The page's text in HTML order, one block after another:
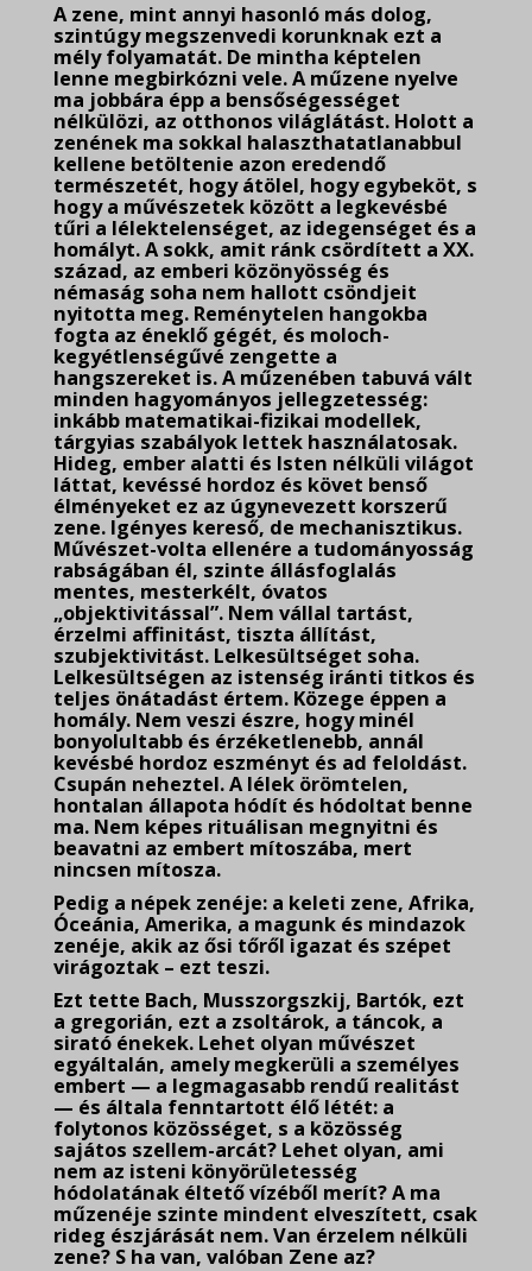
A zene, mint annyi hasonló más dolog,
szintúgy megszenvedi korunknak ezt a
mély folyamatát. De mintha képtelen
lenne megbirkózni vele. A műzene nyelve
ma jobbára épp a bensőségességet
nélkülözi, az otthonos világlátást. Holott a
zenének ma sokkal halaszthatatlanabbul
kellene betöltenie azon eredendő
természetét, hogy átölel, hogy egybeköt, s
hogy a művészetek között a legkevésbé
tűri a lélektelenséget, az idegenséget és a
homályt. A sokk, amit ránk csördített a XX.
század, az emberi közönyösség és
némaság soha nem hallott csöndjeit
nyitotta meg. Reménytelen hangokba
fogta az éneklő gégét, és moloch-
kegyétlenségűvé zengette a
hangszereket is. A műzenében tabuvá vált
minden hagyományos jellegzetesség:
inkább matematikai-fizikai modellek,
tárgyias szabályok lettek használatosak.
Hideg, ember alatti és Isten nélküli világot
láttat, kevéssé hordoz és követ benső
élményeket ez az úgynevezett korszerű
zene. Igényes kereső, de mechanisztikus.
Művészet-volta ellenére a tudományosság
rabságában él, szinte állásfoglalás
mentes, mesterkélt, óvatos
„objektivitással”. Nem vállal tartást,
érzelmi affinitást, tiszta állítást,
szubjektivitást. Lelkesültséget soha.
Lelkesültségen az istenség iránti titkos és
teljes önátadást értem. Közege éppen a
homály. Nem veszi észre, hogy minél
bonyolultabb és érzéketlenebb, annál
kevésbé hordoz eszményt és ad feloldást.
Csupán neheztel. A lélek örömtelen,
hontalan állapota hódít és hódoltat benne
ma. Nem képes rituálisan megnyitni és
beavatni az embert mítoszába, mert
nincsen mítosza.
Pedig a népek zenéje: a keleti zene, Afrika,
Óceánia, Amerika, a magunk és mindazok
zenéje, akik az ősi tőről igazat és szépet
virágoztak – ezt teszi.
Ezt tette Bach, Musszorgszkij, Bartók, ezt
a gregorián, ezt a zsoltárok, a táncok, a
sirató énekek. Lehet olyan művészet
egyáltalán, amely megkerüli a személyes
embert — a legmagasabb rendű realitást
— és általa fenntartott élő létét: a
folytonos közösséget, s a közösség
sajátos szellem-arcát? Lehet olyan, ami
nem az isteni könyörületesség
hódolatának éltető vízéből merít? A ma
műzenéje szinte mindent elveszített, csak
rideg észjárását nem. Van érzelem nélküli
zene? S ha van, valóban Zene az?